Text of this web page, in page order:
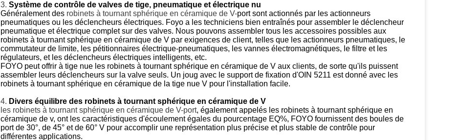
3. Système de contrôle de valves de tige, pneumatique et électrique nu
Généralement des robinets à tournant sphérique en céramique de V-port sont actionnés par les actionneurs
pneumatiques ou les déclencheurs électriques. Foyo a les techniciens bien entraînés pour assembler le déclencheur
pneumatique et électrique complet sur des valves. Nous pouvons assembler tous les accessoires possibles aux
robinets à tournant sphérique en céramique de V par exigences de client, telles que les actionneurs pneumatiques, le
commutateur de limite, les pétitionnaires électrique-pneumatiques, les vannes électromagnétiques, le filtre et les
régulateurs, et les déclencheurs électriques intelligents, etc.
FOYO peut offrir à tige nue les robinets à tournant sphérique en céramique de V aux clients, de sorte qu'ils puissent
assembler leurs déclencheurs sur la valve seuls. Un joug avec le support de fixation d'OIN 5211 est donné avec les
robinets à tournant sphérique en céramique de la tige nue V pour l'installation facile.
4. Divers équilibre des robinets à tournant sphérique en céramique de V
les robinets à tournant sphérique en céramique de V-port, également appelés les robinets à tournant sphérique en
céramique de v, ont les caractéristiques d'écoulement égales du pourcentage EQ%, FOYO fournissent des boules de
port de 30°, de 45° et de 60° V pour accomplir une représentation plus précise et plus stable de contrôle pour
différentes applications.